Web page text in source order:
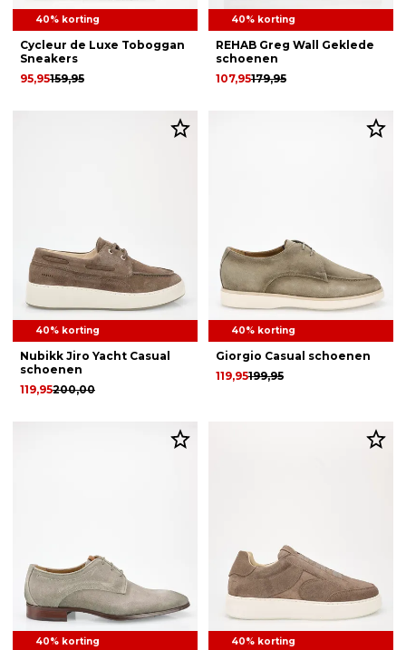
40% korting
Cycleur de Luxe Toboggan
Sneakers
159,95
95,95
40% korting
REHAB Greg Wall Geklede
schoenen
179,95
107,95
40% korting
Nubikk Jiro Yacht Casual
schoenen
200,00
119,95
40% korting
Giorgio Casual schoenen
199,95
119,95
40% korting 40% korting